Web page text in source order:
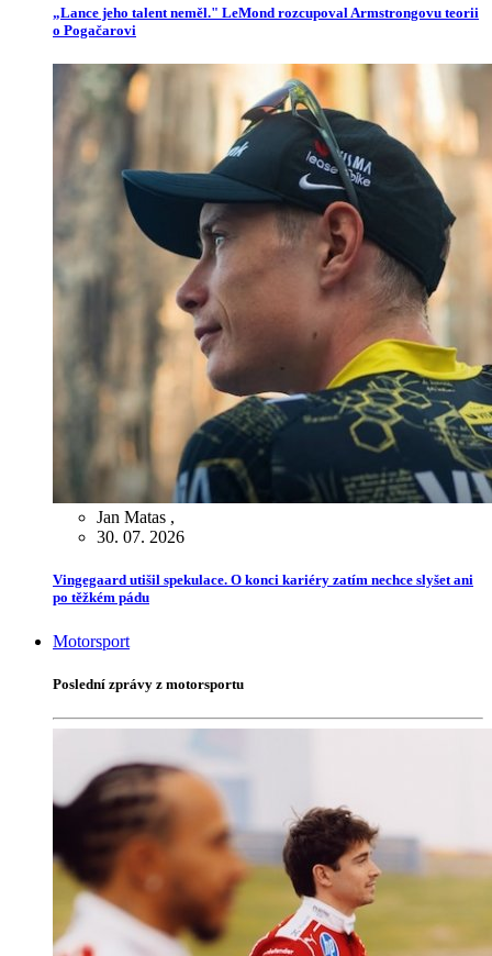
„Lance jeho talent neměl." LeMond rozcupoval Armstrongovu teorii
o Pogačarovi
Jan Matas ,
30. 07. 2026
Vingegaard utišil spekulace. O konci kariéry zatím nechce slyšet ani
po těžkém pádu
Motorsport
Poslední zprávy z motorsportu